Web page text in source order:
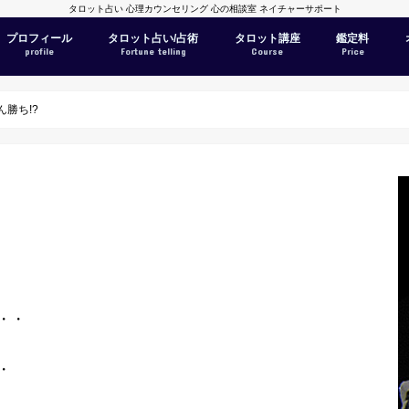
タロット占い 心理カウンセリング 心の相談室 ネイチャーサポート
プロフィール
profile
タロット占い/占術
Fortune telling
タロット講座
Course
鑑定料
Price
勝ち!?
・